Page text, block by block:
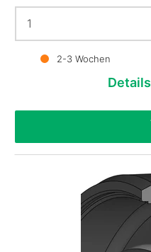
2-3 Wochen
Details